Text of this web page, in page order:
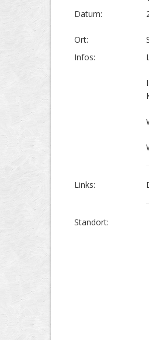
Datum:
Ort:
Infos:
Links:
Stand­ort: